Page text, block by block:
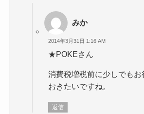
みか
2014年3月31日 1:16 AM
★POKEさん
消費税増税前に少しでもお
おきたいですね。
返信